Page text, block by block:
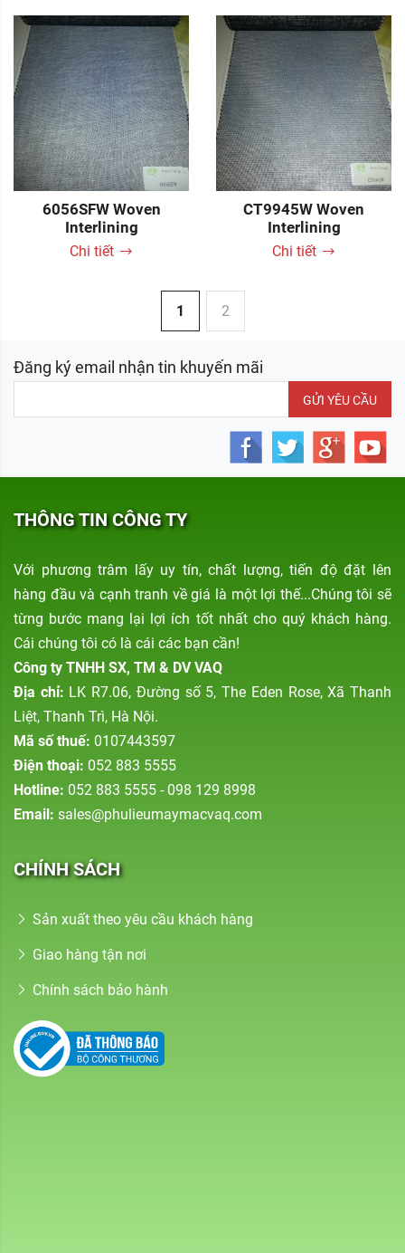
6056SFW Woven
Interlining
Chi tiết
CT9945W Woven
Interlining
Chi tiết
1 2
Đăng ký email nhận tin khuyến mãi
GỬI YÊU CẦU
THÔNG TIN CÔNG TY
Với phương trâm lấy uy tín, chất lượng, tiến độ đặt lên
hàng đầu và cạnh tranh về giá là một lợi thế...Chúng tôi sẽ
từng bước mang lại lợi ích tốt nhất cho quý khách hàng.
Cái chúng tôi có là cái các bạn cần!
Công ty TNHH SX, TM & DV VAQ
Địa chỉ: LK R7.06, Đường số 5, The Eden Rose, Xã Thanh
Liệt, Thanh Trì, Hà Nội.
Mã số thuế: 0107443597
Điện thoại: 052 883 5555
Hotline: 052 883 5555 - 098 129 8998
Email: sales@phulieumaymacvaq.com
CHÍNH SÁCH
Sản xuất theo yêu cầu khách hàng
Giao hàng tận nơi
Chính sách bảo hành